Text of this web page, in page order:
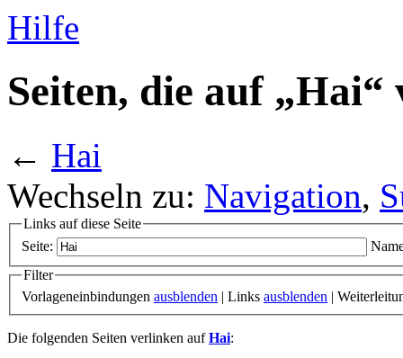
Hilfe
Seiten, die auf
← Hai
Wechseln zu: Navigation,
Links auf diese Seite
Seite:
Filter
Vorlageneinbindungen ausblenden | Links ausblenden |
Die folgenden Seiten verlinken aufHai: